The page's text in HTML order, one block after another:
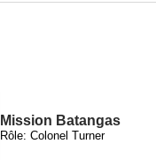
Mission Batangas
Rôle: Colonel Turner